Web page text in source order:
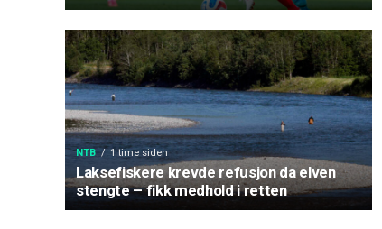
NTB 1 time siden
Laksefiskere krevde refusjon da elven
stengte – fikk medhold i retten